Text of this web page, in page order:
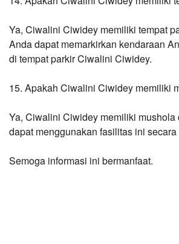
Ya, Ciwalini Ciwidey memiliki tempat
Anda dapat memarkirkan kendaraan
di tempat parkir Ciwalini Ciwidey.
15. Apakah Ciwalini Ciwidey memiliki
Ya, Ciwalini Ciwidey memiliki mushola
dapat menggunakan fasilitas ini secara
Semoga informasi ini bermanfaat.